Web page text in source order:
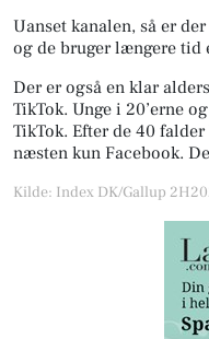
Uanset kanalen, så er
og de bruger længere tid
Der er også en klar
TikTok. Unge i 20’erne
TikTok. Efter de 40
næsten kun Facebook.
Kilde: Index DK/Gallup